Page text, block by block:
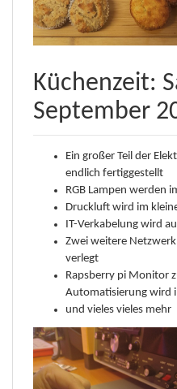
Küchenzeit:
September
Ein großer Teil der
endlich fertiggestellt
RGB Lampen werden
Druckluft wird im
IT-Verkabelung wird
Zwei weitere
verlegt
Rapsberry pi Monitor
Automatisierung wird
und vieles vieles mehr